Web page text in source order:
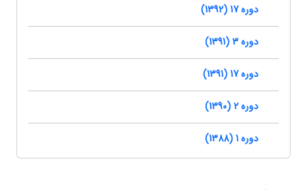
دوره 17 (1392)
دوره 3 (1391)
دوره 17 (1391)
دوره 2 (1390)
دوره 1 (1388)